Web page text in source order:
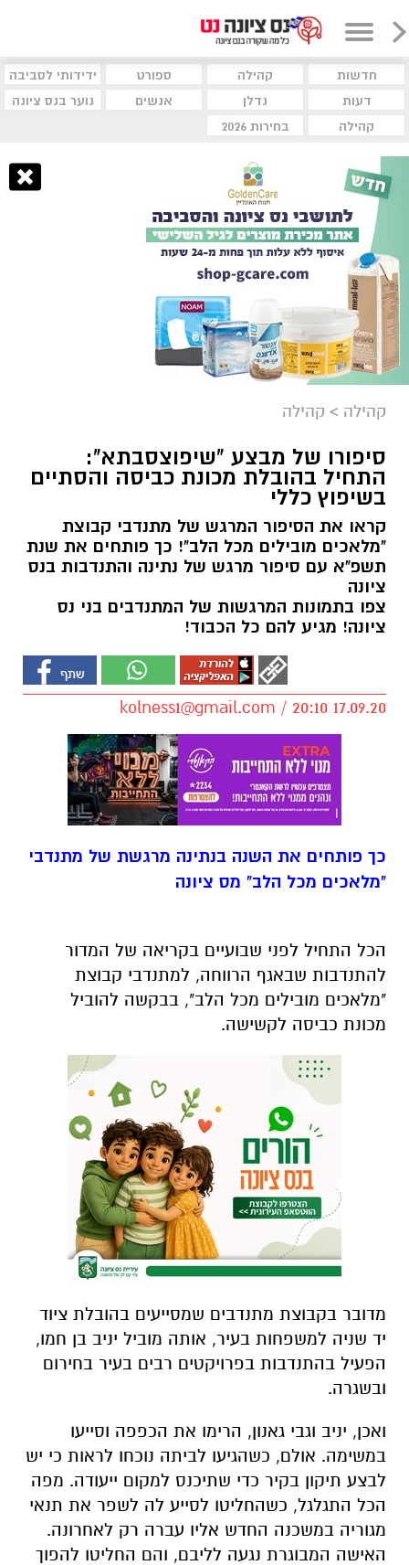
חדשות קהילה ספורט
ידידותי לסביבה
דעות
נדלן אנשים
נוער בנס ציונה
קהילה
בחירות 2026
קהילה > קהילה
סיפורו של מבצע "שיפוצסבתא":
התחיל בהובלת מכונת כביסה והסתיים
בשיפוץ כללי
קראו את הסיפור המרגש של מתנדבי קבוצת
"מלאכים מובילים מכל הלב"! כך פותחים את שנת
תשפ"א עם סיפור מרגש של נתינה והתנדבות בנס
ציונה
צפו בתמונות המרגשות של המתנדבים בני נס
ציונה! מגיע להם כל הכבוד!
kolness1@gmail.com / 20:10 17.09.20
כך פותחים את השנה בנתינה מרגשת של מתנדבי
"מלאכים מכל הלב" מס ציונה
הכל התחיל לפני שבועיים בקריאה של המדור
להתנדבות שבאגף הרווחה, למתנדבי קבוצת
"מלאכים מובילים מכל הלב", בבקשה להוביל
מכונת כביסה לקשישה.
מדובר בקבוצת מתנדבים שמסייעים בהובלת ציוד
יד שניה למשפחות בעיר, אותה מוביל יניב בן חמו,
הפעיל בהתנדבות בפרויקטים רבים בעיר בחירום
ובשגרה.
ואכן, יניב וגבי גאנון, הרימו את הכפפה וסייעו
במשימה. אולם, כשהגיעו לביתה נוכחו לראות כי יש
לבצע תיקון בקיר כדי שתיכנס למקום ייעודה. מפה
הכל התגלגל, כשהחליטו לסייע לה לשפר את תנאי
מגוריה במשכנה החדש אליו עברה רק לאחרונה.
האישה המבוגרת נגעה לליבם, והם החליטו להפוך